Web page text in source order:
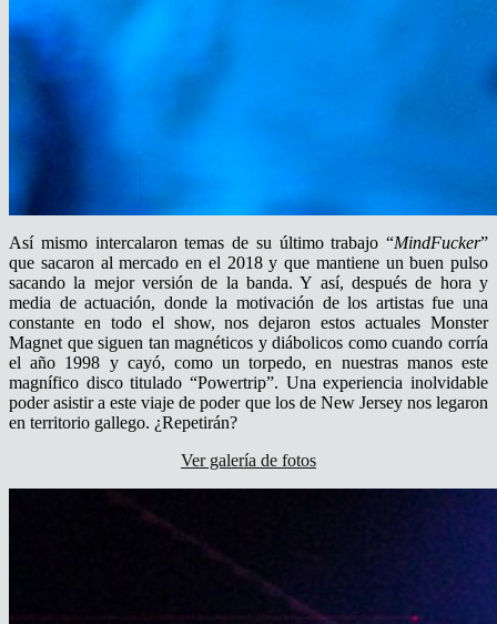
Así mismo intercalaron temas de su último trabajo “MindFucker”
que sacaron al mercado en el 2018 y que mantiene un buen pulso
sacando la mejor versión de la banda. Y así, después de hora y
media de actuación, donde la motivación de los artistas fue una
constante en todo el show, nos dejaron estos actuales Monster
Magnet que siguen tan magnéticos y diábolicos como cuando corría
el año 1998 y cayó, como un torpedo, en nuestras manos este
magnífico disco titulado “Powertrip”. Una experiencia inolvidable
poder asistir a este viaje de poder que los de New Jersey nos legaron
en territorio gallego. ¿Repetirán?
Ver galería de fotos